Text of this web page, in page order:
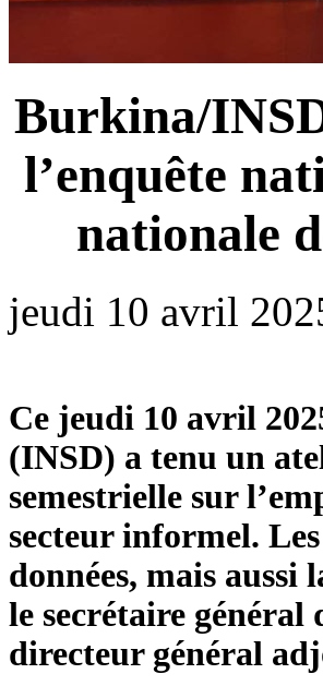
Burkina/
l’enquête
nationale
jeudi 10 avril
Ce jeudi 10 avril
(INSD) a tenu un
semestrielle sur
secteur informel.
données, mais aussi
le secrétaire général
directeur général